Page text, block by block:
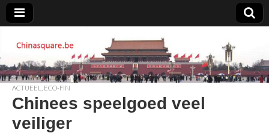
Chinasquare.be
ACTUEEL ECO-FIN
Chinees speelgoed veel
veiliger